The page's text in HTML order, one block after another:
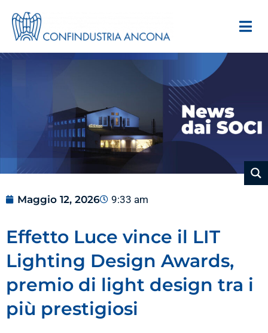
Maggio 12, 2026 9:33 am
Effetto Luce vince il LIT
Lighting Design Awards,
premio di light design tra i
più prestigiosi